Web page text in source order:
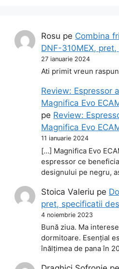
Rosu pe Combina
DNF-310MEX, pret,
27 ianuarie 2024
Ati primit vreun
Review: Espressor
Magnifica Evo
pe Review:
Magnifica Evo
11 ianuarie 2024
[…] Magnifica Evo
espressor ce
designului pe negru,
Stoica Valeriu pe
pret, specificatii
4 noiembrie 2023
Bună ziua. Ma
dormitoare. Esențial
înălțimea de pana în